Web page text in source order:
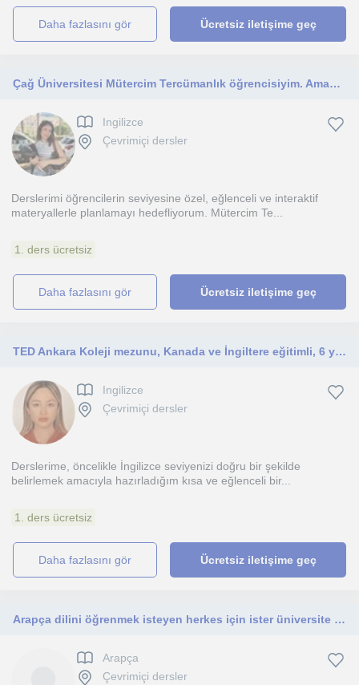
daha fazlasını gör Ücretsiz iletişime geç
Çağ Üniversitesi Mütercim Tercümanlık öğrencisiyim. Amacım ilkoku, ortaokul ve lise düzeyindeki öğrencilere İngilizceyi sevdirmek
Ingilizce
Çevrimiçi dersler
Derslerimi öğrencilerin seviyesine özel, eğlenceli ve interaktif
materyallerle planlamayı hedefliyorum. Mütercim Te...
1. ders ücretsiz
daha fazlasını gör Ücretsiz iletişime geç
TED Ankara Koleji mezunu, Kanada ve İngiltere eğitimli, 6 yıllık deneyimle her seviyeye özel Profesyonel İngilizce dersleri
Ingilizce
Çevrimiçi dersler
Derslerime, öncelikle İngilizce seviyenizi doğru bir şekilde
belirlemek amacıyla hazırladığım kısa ve eğlenceli bir...
1. ders ücretsiz
daha fazlasını gör Ücretsiz iletişime geç
Arapça dilini öğrenmek isteyen herkes için ister üniversite öğrencisi ister İlkokul öğrencisi olsun yardımcı olacağım.
Arapça
Çevrimiçi dersler